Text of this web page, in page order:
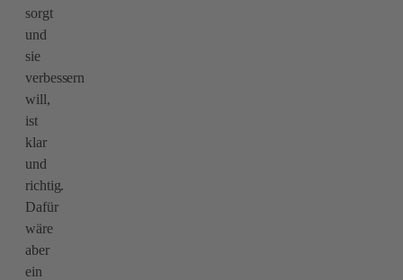
sorgt
und
sie
verbessern
will,
ist
klar
und
richtig.
Dafür
wäre
aber
ein